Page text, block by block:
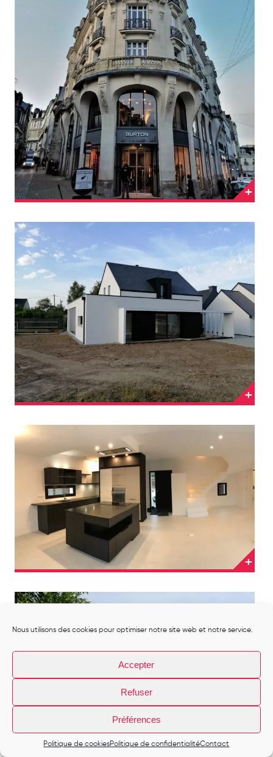
Nous utilisons des cookies pour optimiser notre site web et notre service.
Accepter
Refuser
Préférences
Politique de cookiesPolitique de confidentialitéContact